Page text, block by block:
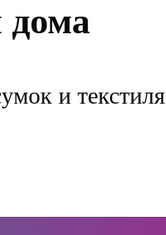
дома
и текстиля